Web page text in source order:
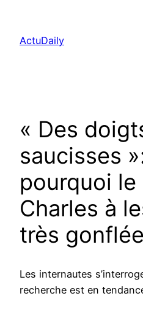
contenu
ActuDaily
« Des
saucisses
pourquoi le
Charles à
très
Les internautes
recherche est en